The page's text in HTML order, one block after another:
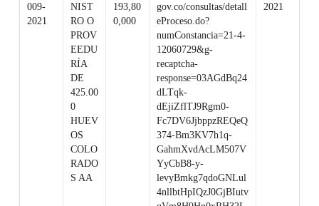
009-
2021
NIST
RO O
PROV
EEDU
RÍA
DE
425.00
0
HUEV
OS
COLO
RADO
S AA
193,80
0,000
gov.co/consultas/detall
eProceso.do?
numConstancia=21-4-
12060729&g-
recaptcha-
response=03AGdBq24
dLTqk-
dEjiZflTJ9Rgm0-
Fc7DV6JjbppzREQeQ
374-Bm3KV7h1q-
GahmXvdAcLM507V
YyCbB8-y-
levyBmkg7qdoGNLul
4nllbtHpIQzJ0GjBIutv
2021